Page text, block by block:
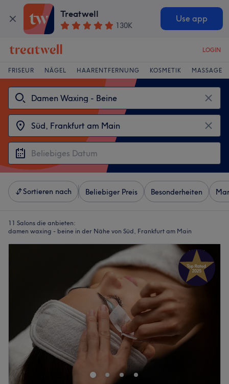
Treatwell
130K
Use app
LOGIN
FRISEUR NÄGEL HAARENTFERNUNG KOSMETIK MASSAGE
Sortieren nach Beliebiger Preis Besonderheiten
11 Salons die anbieten:
damen waxing - beine in der Nähe von Süd, Frankfurt am Main